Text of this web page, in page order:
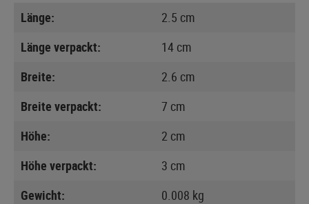
Länge:
2.5 cm
Länge verpackt:
14 cm
Breite:
2.6 cm
Breite verpackt:
7 cm
Höhe:
2 cm
Höhe verpackt:
3 cm
Gewicht:
0.008 kg